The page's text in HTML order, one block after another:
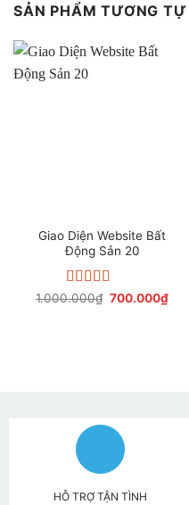
SẢN PHẨM TƯƠNG TỰ
Giao Diện Website Bất
Động Sản 20
Được xếp
1.000.000₫ Giá
700.000₫Giá
HỖ TRỢ TẬN TÌNH